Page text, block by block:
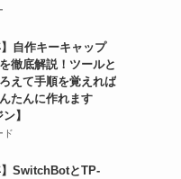
】自作キーキャップ
徹底解説！ツールと
えて手順を覚えれば
たんに作れます
】
ド
】SwitchBotとTP-